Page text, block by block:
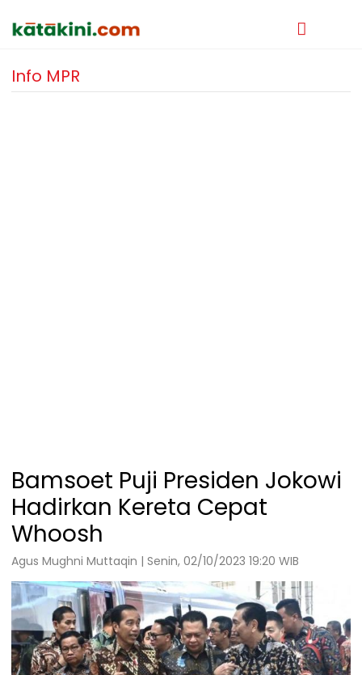
Info MPR
Bamsoet Puji Presiden Jokowi
Hadirkan Kereta Cepat
Whoosh
Agus Mughni Muttaqin | Senin, 02/10/2023 19:20 WIB